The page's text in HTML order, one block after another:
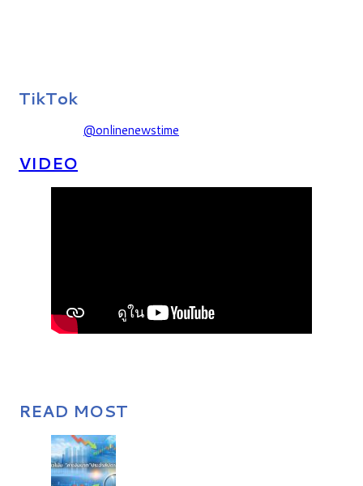
TikTok
@onlinenewstime
VIDEO
READ MOST